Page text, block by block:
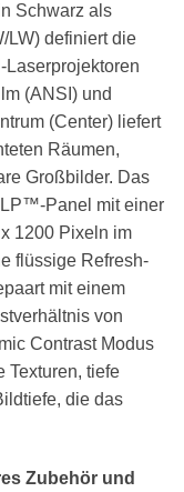
Schwarz als
LW) definiert die
(ANSI) und
(Center) liefert
Räumen,
Großbilder. Das
Panel mit einer
1200 Pixeln im
flüssige Refresh-
mit einem
von
Contrast Modus
Texturen, tiefe
die das
Zubehör und